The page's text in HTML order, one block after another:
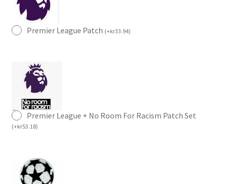
Premier League Patch (+kr33.94)
Premier League + No Room For Racism Patch Set
(+kr53.18)